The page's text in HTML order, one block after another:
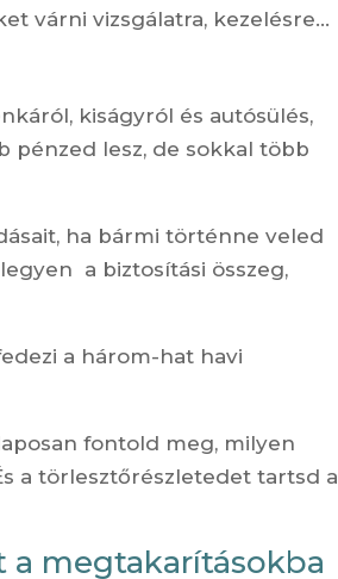
várni vizsgálatra, kezelésre…
kiságyról és autósülés,
pénzed lesz, de sokkal több
ha bármi történne veled
a biztosítási összeg,
a három-hat havi
fontold meg, milyen
a törlesztőrészletedet tartsd a
a megtakarításokba